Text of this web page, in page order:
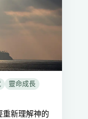
靈命成長
重新理解神的